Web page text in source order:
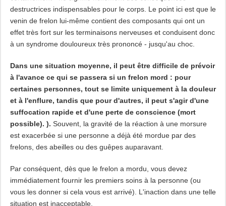
destructrices indispensables pour le corps. Le point ici est que le
venin de frelon lui-même contient des composants qui ont un
effet très fort sur les terminaisons nerveuses et conduisent donc
à un syndrome douloureux très prononcé - jusqu'au choc.
Dans une situation moyenne, il peut être difficile de prévoir
à l'avance ce qui se passera si un frelon mord : pour
certaines personnes, tout se limite uniquement à la douleur
et à l'enflure, tandis que pour d'autres, il peut s'agir d'une
suffocation rapide et d'une perte de conscience (mort
possible). ). Souvent, la gravité de la réaction à une morsure
est exacerbée si une personne a déjà été mordue par des
frelons, des abeilles ou des guêpes auparavant.
Par conséquent, dès que le frelon a mordu, vous devez
immédiatement fournir les premiers soins à la personne (ou
vous les donner si cela vous est arrivé). L'inaction dans une telle
situation est inacceptable.